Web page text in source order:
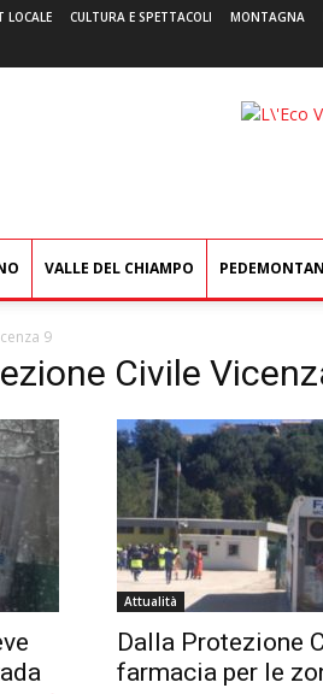
LOCALE CULTURA E SPETTACOLI MONTAGNA
VALLE DEL CHIAMPO
9
Civile
Attualità
Dalla Protezione
farmacia per le